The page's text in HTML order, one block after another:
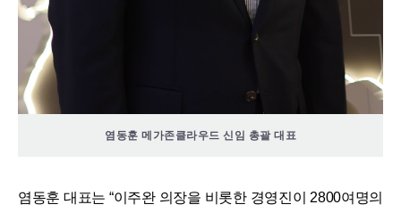
염동훈 메가존클라우드 신임 총괄 대표
염동훈 대표는 “이주완 의장을 비롯한 경영진이 2800여명의